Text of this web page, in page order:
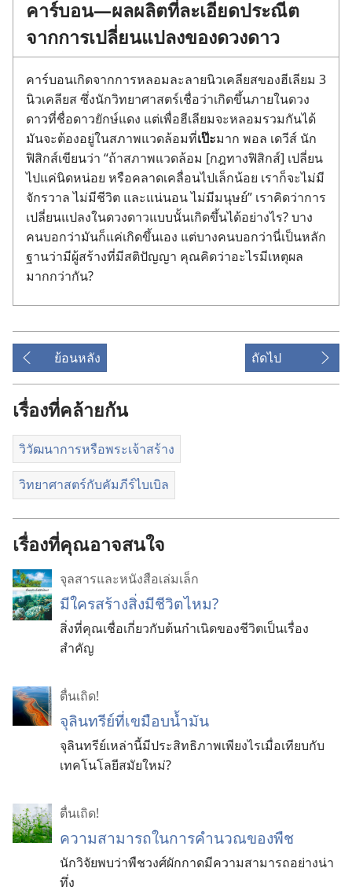
คาร์บอน—ผล​ผลิต​ที่​ละเอียด​ประณีต​
จาก​การ​เปลี่ยน​แปลง​ของ​ดวง​ดาว
คาร์บอน​เกิด​จาก​การ​หลอม​ละลาย​นิวเคลียส​ของ​ฮีเลียม 3
นิวเคลียส ซึ่ง​นัก​วิทยาศาสตร์​เชื่อ​ว่า​เกิด​ขึ้น​ภาย​ใน​ดวง​
ดาว​ที่​ชื่อ​ดาว​ยักษ์​แดง แต่​เพื่อ​ฮีเลียม​จะ​หลอม​รวม​กัน​ได้
มัน​จะ​ต้อง​อยู่​ใน​สภาพ​แวด​ล้อม​ที่​เป๊ะ​มาก พอล เดวีส์ นัก​
ฟิสิกส์​เขียน​ว่า “ถ้า​สภาพ​แวด​ล้อม [กฎ​ทาง​ฟิสิกส์] เปลี่ยน​
ไป​แค่​นิด​หน่อย หรือ​คลาดเคลื่อน​ไป​เล็ก​น้อย เรา​ก็​จะ​ไม่​มี​
จักรวาล ไม่​มี​ชีวิต และ​แน่นอน ไม่​มี​มนุษย์” เรา​คิด​ว่า​การ​
เปลี่ยน​แปลง​ใน​ดวง​ดาว​แบบ​นั้น​เกิด​ขึ้น​ได้​อย่าง​ไร? บาง​
คน​บอก​ว่า​มัน​ก็​แค่​เกิด​ขึ้น​เอง แต่​บาง​คน​บอก​ว่า​นี่​เป็น​หลัก
ฐาน​ว่า​มี​ผู้​สร้าง​ที่​มี​สติ​ปัญญา คุณ​คิด​ว่า​อะไร​มี​เหตุ​ผล​
มาก​กว่า​กัน?
ย้อนหลัง ถัดไป
เรื่องที่คล้ายกัน
วิวัฒนาการหรือพระเจ้าสร้าง
วิทยาศาสตร์กับคัมภีร์ไบเบิล
เรื่องที่คุณอาจสนใจ
จุลสาร​และ​หนังสือ​เล่ม​เล็ก
มี​ใคร​สร้าง​สิ่ง​มี​ชีวิต​ไหม?
สิ่ง​ที่​คุณ​เชื่อ​เกี่ยว​กับ​ต้น​กำเนิด​ของ​ชีวิต​เป็น​เรื่อง​
สำคัญ
ตื่นเถิด!
จุลินทรีย์ที่เขมือบน้ำมัน
จุลินทรีย์เหล่านี้มีประสิทธิภาพเพียงไรเมื่อเทียบกับ
เทคโนโลยีสมัยใหม่?
ตื่นเถิด!
ความสามารถในการคำนวณของพืช
นักวิจัยพบว่าพืชวงศ์ผักกาดมีความสามารถอย่างน่า
ทึ่ง